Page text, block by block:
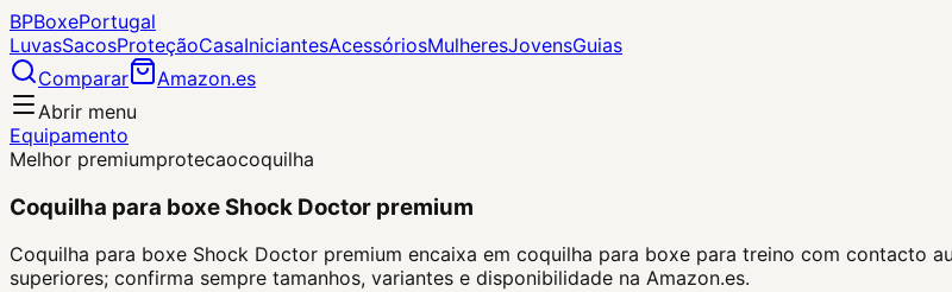
BPBoxePortugal
LuvasSacosProteçãoCasaIniciantesAcessóriosMulheresJovensGuias
Comparar
Amazon.es
Abrir menu
Equipamento
Melhor premiumprotecaocoquilha
Coquilha para boxe Shock Doctor premium
Coquilha para boxe Shock Doctor premium encaixa em coquilha para boxe para treino com contacto
superiores; confirma sempre tamanhos, variantes e disponibilidade na Amazon.es.